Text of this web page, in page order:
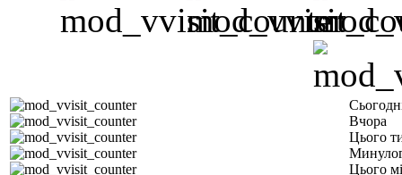
Вчора
Цього
Цього